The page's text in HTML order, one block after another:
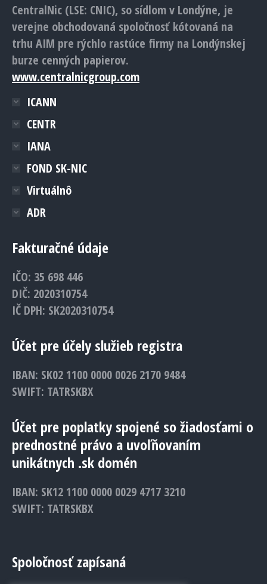
CentralNic (LSE: CNIC), so sídlom v Londýne, je
verejne obchodovaná spoločnosť kótovaná na
trhu AIM pre rýchlo rastúce firmy na Londýnskej
burze cenných papierov.
www.centralnicgroup.com
ICANN
CENTR
IANA
FOND SK-NIC
Virtuálnô
ADR
Fakturačné údaje
IČO: 35 698 446
DIČ: 2020310754
IČ DPH: SK2020310754
Účet pre účely služieb registra
IBAN: SK02 1100 0000 0026 2170 9484
SWIFT: TATRSKBX
Účet pre poplatky spojené so žiadosťami o
prednostné právo a uvoľňovaním
unikátnych .sk domén
IBAN: SK12 1100 0000 0029 4717 3210
SWIFT: TATRSKBX
Spoločnosť zapísaná